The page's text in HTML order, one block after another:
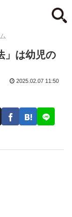
」は幼児の
2025.02.07 11:50